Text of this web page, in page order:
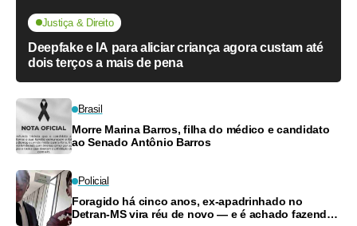
Justiça & Direito
Deepfake e IA para aliciar criança agora custam até
dois terços a mais de pena
Brasil
Morre Marina Barros, filha do médico e candidato
ao Senado Antônio Barros
Policial
Foragido há cinco anos, ex-apadrinhado no
Detran-MS vira réu de novo — e é achado fazendo